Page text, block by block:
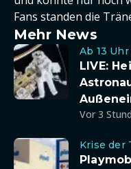
Fans standen die
Mehr News
Ab 13 Uhr
LIVE:
Vor 3
Krise der